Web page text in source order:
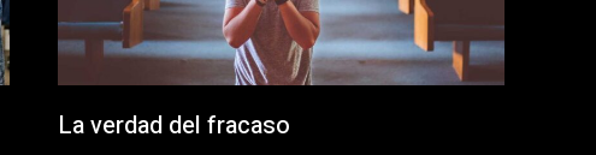
La verdad del fracaso